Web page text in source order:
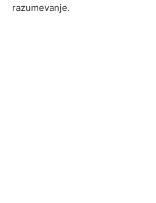
razumevanje.